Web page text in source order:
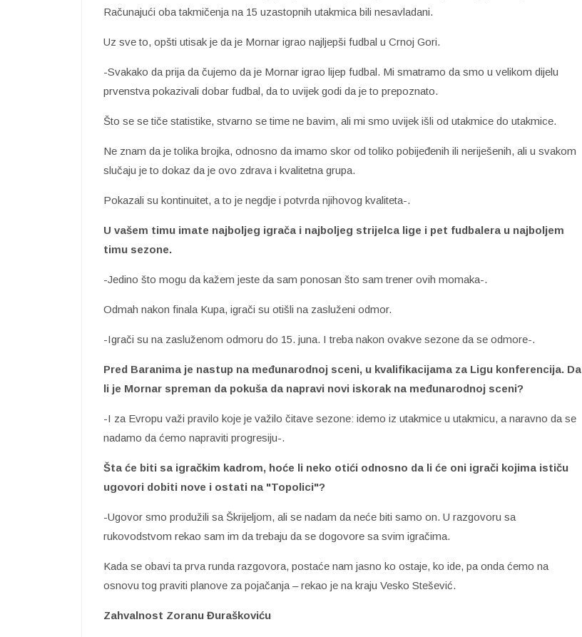
Računajući oba takmičenja na 15 uzastopnih utakmica bili nesavladani.
Uz sve to, opšti utisak je da je Mornar igrao najljepši fudbal u Crnoj Gori.
-Svakako da prija da čujemo da je Mornar igrao lijep fudbal. Mi smatramo da smo u velikom dijelu
prvenstva pokazivali dobar fudbal, da to uvijek godi da je to prepoznato.
Što se se tiče statistike, stvarno se time ne bavim, ali mi smo uvijek išli od utakmice do utakmice.
Ne znam da je tolika brojka, odnosno da imamo skor od toliko pobijeđenih ili neriješenih, ali u svakom
slučaju je to dokaz da je ovo zdrava i kvalitetna grupa.
Pokazali su kontinuitet, a to je negdje i potvrda njihovog kvaliteta-.
U vašem timu imate najboljeg igrača i najboljeg strijelca lige i pet fudbalera u najboljem
timu sezone.
-Jedino što mogu da kažem jeste da sam ponosan što sam trener ovih momaka-.
Odmah nakon finala Kupa, igrači su otišli na zasluženi odmor.
-Igrači su na zasluženom odmoru do 15. juna. I treba nakon ovakve sezone da se odmore-.
Pred Baranima je nastup na međunarodnoj sceni, u kvalifikacijama za Ligu konferencija. Da
li je Mornar spreman da pokuša da napravi novi iskorak na međunarodnoj sceni?
-I za Evropu važi pravilo koje je važilo čitave sezone: idemo iz utakmice u utakmicu, a naravno da se
nadamo da ćemo napraviti progresiju-.
Šta će biti sa igračkim kadrom, hoće li neko otići odnosno da li će oni igrači kojima ističu
ugovori dobiti nove i ostati na "Topolici"?
-Ugovor smo produžili sa Škrijeljom, ali se nadam da neće biti samo on. U razgovoru sa
rukovodstvom rekao sam im da trebaju da se dogovore sa svim igračima.
Kada se obavi ta prva runda razgovora, postaće nam jasno ko ostaje, ko ide, pa onda ćemo na
osnovu tog praviti planove za pojačanja – rekao je na kraju Vesko Stešević.
Zahvalnost Zoranu Đuraškoviću